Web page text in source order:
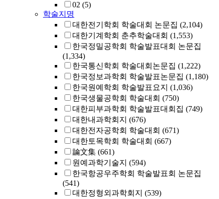
02 (5)
학술지명
대한전기학회 학술대회 논문집 (2,104)
대한기계학회 춘추학술대회 (1,553)
한국정밀공학회 학술발표대회 논문집
(1,334)
한국통신학회 학술대회논문집 (1,222)
한국정보과학회 학술발표논문집 (1,180)
한국원예학회 학술발표요지 (1,036)
한국생물공학회 학술대회 (750)
대한피부과학회 학술발표대회집 (749)
대한내과학회지 (676)
대한전자공학회 학술대회 (671)
대한토목학회 학술대회 (667)
論文集 (661)
원예과학기술지 (594)
한국항공우주학회 학술발표회 논문집
(541)
대한정형외과학회지 (539)